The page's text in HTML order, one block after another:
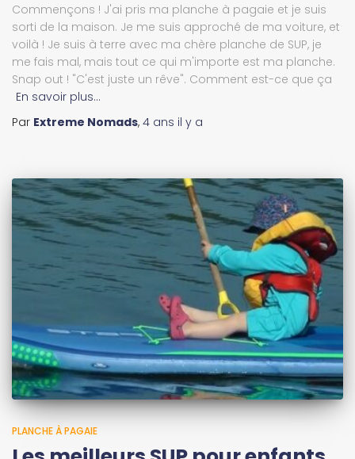
Commençons ! J'ai pris ma planche à pagaie et je suis
sorti de la maison. Je me suis approché de ma voiture, et
voilà ! Je suis à terre avec ma chère planche de SUP, je
me fais mal, mais tout ce qui m'importe est ma planche.
Snap out ! "C'est juste un rêve". Comment est-ce que ça
En savoir plus…
Par Extreme Nomads, 4 ans il y a
PLANCHE À PAGAIE